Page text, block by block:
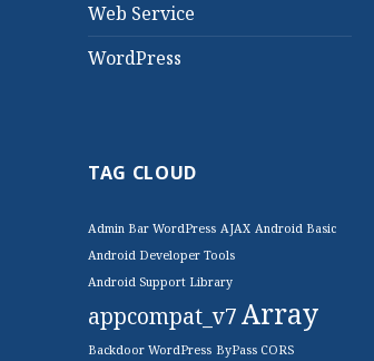
Web Service
WordPress
TAG CLOUD
Admin Bar WordPress AJAX Android Basic
Android Developer Tools
Android Support Library
appcompat_v7Array
Backdoor WordPress ByPass CORS